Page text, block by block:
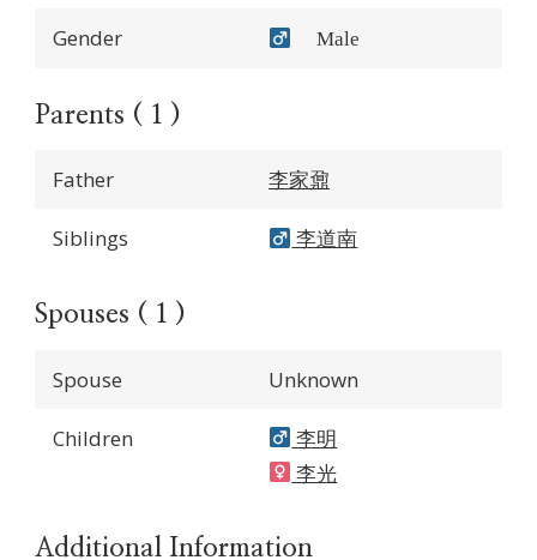
Gender Male
Parents ( 1 )
Father 李家鼐
Siblings 李道南
Spouses ( 1 )
Spouse Unknown
Children
李明
李光
Additional Information